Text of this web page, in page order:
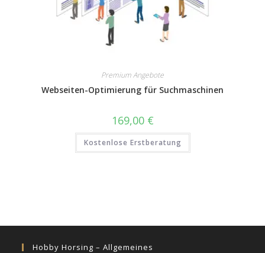
Premium Angebote
Webseiten-Optimierung für Suchmaschinen
169,00 €
Kostenlose Erstberatung
Hobby Horsing – Allgemeines